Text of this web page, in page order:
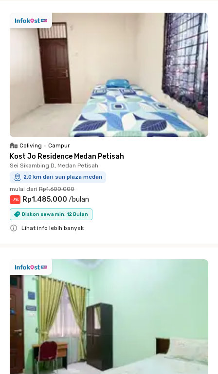
Coliving • Campur
Kost Jo Residence Medan Petisah
Sei Sikambing D, Medan Petisah
2.0 km dari sun plaza medan
mulai dari Rp1.600.000
-7% Rp1.485.000 /bulan
Diskon sewa min. 12 Bulan
Lihat info lebih banyak